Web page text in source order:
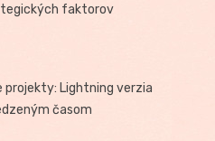
faktorov
projekty: Lightning verzia
časom